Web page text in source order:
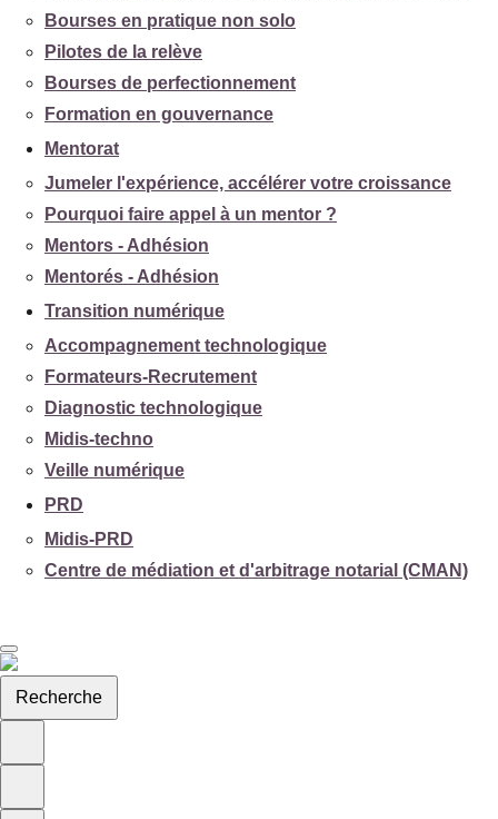
Bourses en pratique non solo
Pilotes de la relève
Bourses de perfectionnement
Formation en gouvernance
Mentorat
Jumeler l'expérience, accélérer votre croissance
Pourquoi faire appel à un mentor ?
Mentors - Adhésion
Mentorés - Adhésion
Transition numérique
Accompagnement technologique
Formateurs-Recrutement
Diagnostic technologique
Midis-techno
Veille numérique
PRD
Midis-PRD
Centre de médiation et d'arbitrage notarial (CMAN)
Recherche